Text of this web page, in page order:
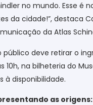
no mundo. Esse é
da cidade!”, destaca
da Atlas
público deve retirar o
na bilheteria do
à disponibilidade.
as